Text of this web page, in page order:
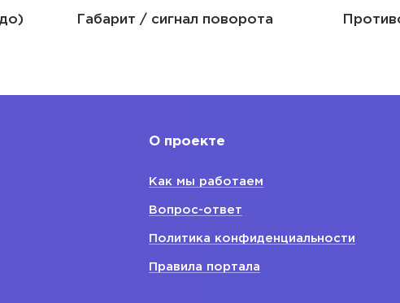
Габарит / сигнал поворота
О проекте
Как мы работаем
Вопрос-ответ
Политика конфиденциальности
Правила портала